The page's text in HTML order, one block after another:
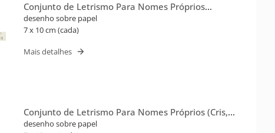
Conjunto de Letrismo Para Nomes Próprios
(Flusser)
desenho sobre papel
7 x 10 cm (cada)
Mais detalhes
Conjunto de Letrismo Para Nomes Próprios (Cris,
Edgar)
desenho sobre papel